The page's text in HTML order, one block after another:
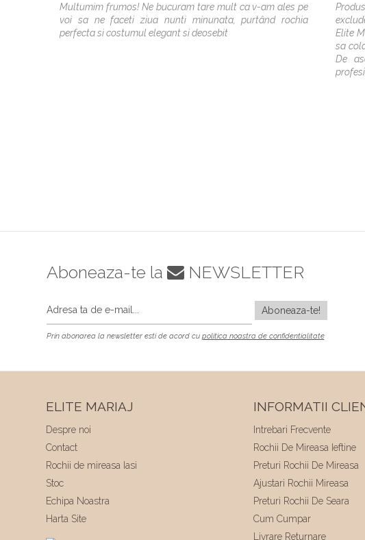
Multumim frumos! Ne bucuram tare mult ca v-am ales pe
voi sa ne faceti ziua nunti minunata, purtând rochia
perfecta si costumul elegant si deosebit
Elite
sa
De
Aboneaza-te la NEWSLETTER
Prin abonarea la newsletter esti de acord cu politica noastra de confidentialitate
ELITE MARIAJ
Despre noi
Contact
Rochii de mireasa Iasi
Stoc
Echipa Noastra
Harta Site
INFORMATII
Intrebari Frecvente
Rochii De Mireasa Ieftine
Preturi Rochii De Mireasa
Ajustari Rochii Mireasa
Preturi Rochii De Seara
Cum Cumpar
Livrare Returnare